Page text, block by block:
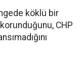
köklü bir
CHP